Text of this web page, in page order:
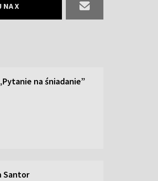
NA X
na śniadanie”
Santor